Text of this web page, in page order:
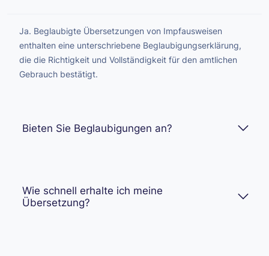
Ja. Beglaubigte Übersetzungen von Impfausweisen
enthalten eine unterschriebene Beglaubigungserklärung,
die die Richtigkeit und Vollständigkeit für den amtlichen
Gebrauch bestätigt.
Bieten Sie Beglaubigungen an?
Wie schnell erhalte ich meine
Übersetzung?